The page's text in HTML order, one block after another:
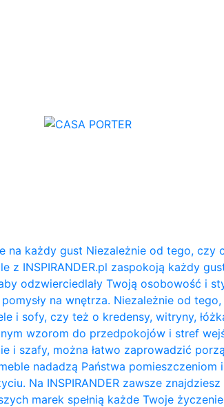
na każdy gust Niezależnie od tego,
z INSPIRANDER.pl zaspokoją każdy
odzwierciedlały Twoją osobowość i
na wnętrza. Niezależnie od
i sofy, czy też o kredensy, witryny,
wzorom do przedpokojów i stref
i szafy, można łatwo zaprowadzić
nadadzą Państwa pomieszczeniom
Na INSPIRANDER zawsze
marek spełnią każde Twoje